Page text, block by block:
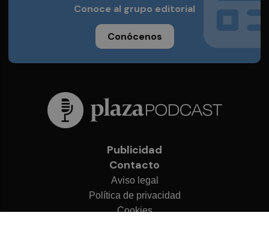
Conoce al grupo editorial
Conócenos
Publicidad
Contacto
Aviso legal
Política de privacidad
Cookies